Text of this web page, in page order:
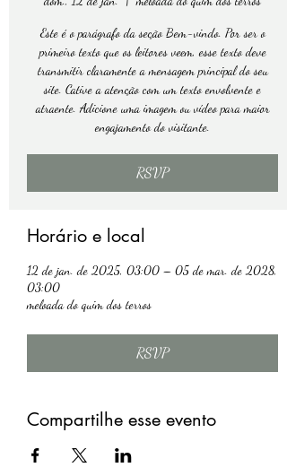
Este é o parágrafo da seção Bem-vindo. Por ser o
primeiro texto que os leitores veem, esse texto deve
transmitir claramente a mensagem principal do seu
site. Cative a atenção com um texto envolvente e
atraente. Adicione uma imagem ou vídeo para maior
engajamento do visitante.
RSVP
Horário e local
12 de jan. de 2025, 03:00 – 05 de mar. de 2028,
03:00
meloada do quim dos terros
RSVP
Compartilhe esse evento